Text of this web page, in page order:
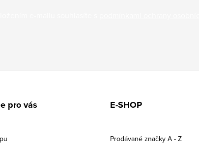
pro vás E-SHOP
Prodávané značky A - Z